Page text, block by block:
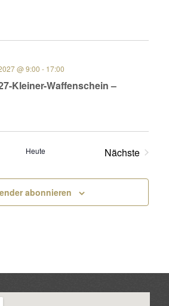
Kleiner-Waffenschein –
@ 9:00 - 17:00
Heute
Nächste
abonnieren